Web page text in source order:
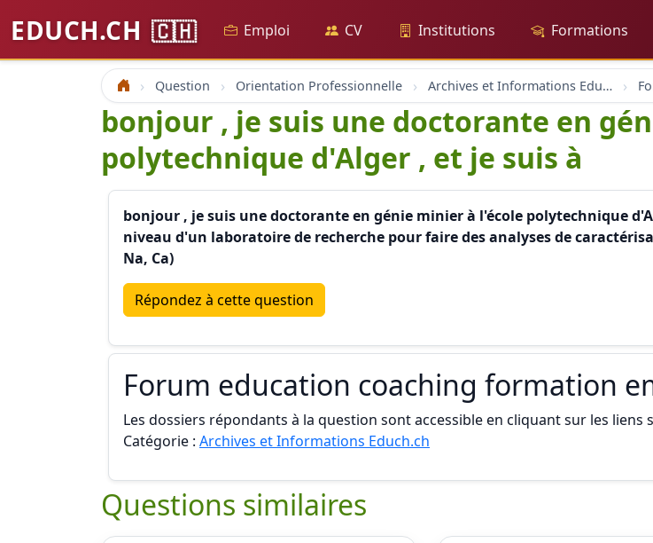
EDUCH.CH 🇨🇭 Emploi CV Institutions Formations
Accueil Question Orientation Professionnelle Archives et Informations Educh.ch
bonjour , je suis une doctorante en
polytechnique d'Alger , et je suis à
bonjour , je suis une doctorante en génie minier à l'école polytechnique
niveau d'un laboratoire de recherche pour faire des analyses de
Na, Ca)
Répondez à cette question
Forum education coaching formation
Les dossiers répondants à la question sont accessible en cliquant sur les liens
Catégorie : Archives et Informations Educh.ch
Questions similaires